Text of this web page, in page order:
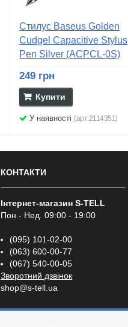
Стилус Baseus Golden
Cudgel Capacitive Stylus
Pen Silver (ACPCL-0S)
249 грн
Купити
У наявності(арт:2114351)
КОНТАКТИ
Інтернет-магазин S-TELL
Пон.- Нед. 09:00 - 19:00
(095) 101-02-00
(063) 600-00-77
(067) 540-00-05
Зворотний дзвінок
shop@s-tell.ua